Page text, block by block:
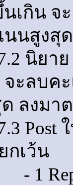
เกิน จ
นนสูงสุด
นิยาย
จะลบค
ลงมา
Post
กเว้น
Reply